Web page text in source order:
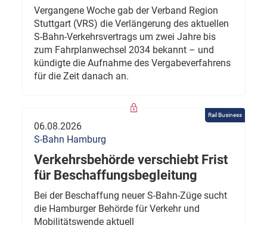
Vergangene Woche gab der Verband Region
Stuttgart (VRS) die Verlängerung des aktuellen
S-Bahn-Verkehrsvertrags um zwei Jahre bis
zum Fahrplanwechsel 2034 bekannt – und
kündigte die Aufnahme des Vergabeverfahrens
für die Zeit danach an.
Rail Business
06.08.2026
S-Bahn Hamburg
Verkehrsbehörde verschiebt Frist
für Beschaffungsbegleitung
Bei der Beschaffung neuer S-Bahn-Züge sucht
die Hamburger Behörde für Verkehr und
Mobilitätswende aktuell